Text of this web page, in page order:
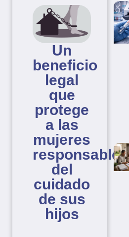
Un
beneficio
legal
que
protege
a las
mujeres
responsables
del
cuidado
de sus
hijos